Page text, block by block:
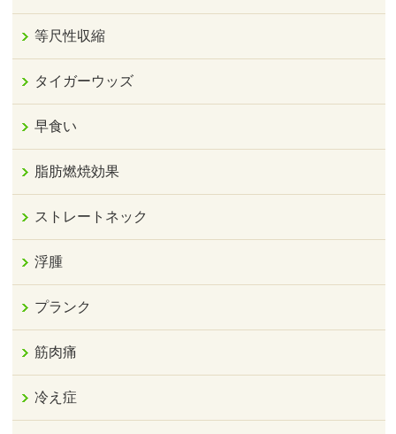
等尺性収縮
タイガーウッズ
早食い
脂肪燃焼効果
ストレートネック
浮腫
プランク
筋肉痛
冷え症